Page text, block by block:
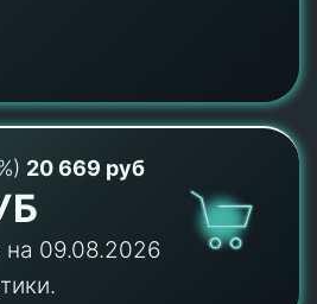
20 669 руб
на 09.08.2026